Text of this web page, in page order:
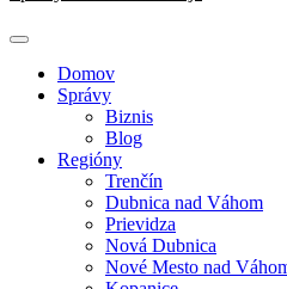
Domov
Správy
Biznis
Blog
Regióny
Trenčín
Dubnica nad Váhom
Prievidza
Nová Dubnica
Nové Mesto nad